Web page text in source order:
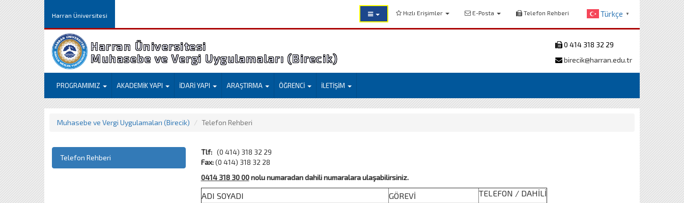
Harran Üniversitesi Hızlı Erişimler E-Posta Telefon Rehberi Türkçe ▼
Harran Üniversitesi
Muhasebe ve Vergi Uygulamaları (Birecik)
0 414 318 32 29
birecik@harran.edu.tr
PROGRAMIMIZ AKADEMİK YAPI İDARİ YAPI ARAŞTIRMA ÖĞRENCİ İLETİŞİM
Muhasebe ve Vergi Uygulamaları (Birecik) Telefon Rehberi
Telefon Rehberi
Tlf:(0 414) 318 32 29
Fax:(0 414) 318 32 28
0414 318 30 00nolu numaradan dahili numaralara ulaşabilirsiniz.
ADI SOYADI GÖREVİ
TELEFON / DAHİLİ